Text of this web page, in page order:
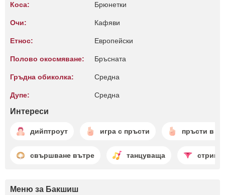
Коса: Брюнетки
Очи: Кафяви
Етнос: Европейски
Полово окосмяване: Бръсната
Гръдна обиколка: Среднa
Дупе: Среднa
Интереси
дийптроут игра с пръсти пръсти в
свършване вътре танцуваща
Меню за Бакшиш